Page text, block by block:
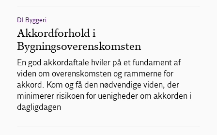
DI Byggeri
Akkordforhold i
Bygningsoverenskomsten
En god akkordaftale hviler på et fundament af
viden om overenskomsten og rammerne for
akkord. Kom og få den nødvendige viden, der
minimerer risikoen for uenigheder om akkorden i
dagligdagen